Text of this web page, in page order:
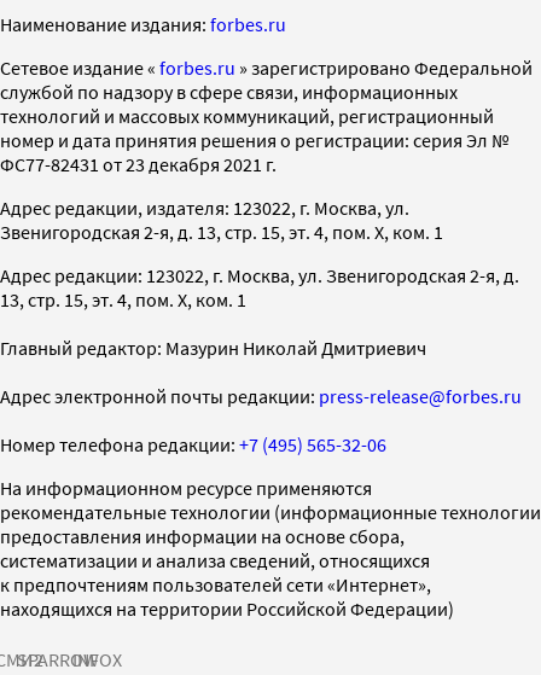
Наименование издания: forbes.ru
Cетевое издание « forbes.ru » зарегистрировано Федеральной
службой по надзору в сфере связи, информационных
технологий и массовых коммуникаций, регистрационный
номер и дата принятия решения о регистрации: серия Эл №
ФС77-82431 от 23 декабря 2021 г.
Адрес редакции, издателя: 123022, г. Москва, ул.
Звенигородская 2-я, д. 13, стр. 15, эт. 4, пом. X, ком. 1
Адрес редакции: 123022, г. Москва, ул. Звенигородская 2-я, д.
13, стр. 15, эт. 4, пом. X, ком. 1
Главный редактор: Мазурин Николай Дмитриевич
Адрес электронной почты редакции: press-release@forbes.ru
Номер телефона редакции: +7 (495) 565-32-06
На информационном ресурсе применяются
рекомендательные технологии (информационные технологии
предоставления информации на основе сбора,
систематизации и анализа сведений, относящихся
к предпочтениям пользователей сети «Интернет»,
находящихся на территории Российской Федерации)
SPARROWINFOX